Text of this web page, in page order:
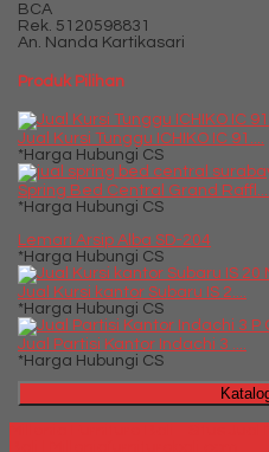
BCA
Rek. 5120598831
An. Nanda Kartikasari
Produk Pilihan
Jual Kursi Tunggu ICHIKO IC 91....
*Harga Hubungi CS
Spring Bed Central Grand Raffl....
*Harga Hubungi CS
Lemari Arsip Alba SD-204
*Harga Hubungi CS
Jual Kursi kantor Subaru IS 2....
*Harga Hubungi CS
Jual Partisi Kantor Indachi 3 ....
*Harga Hubungi CS